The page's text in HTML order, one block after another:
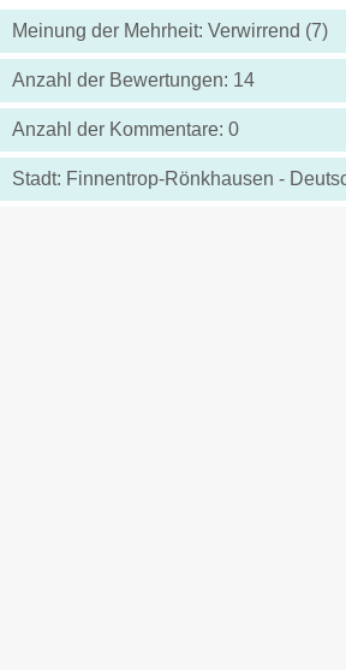
Meinung der Mehrheit: Verwirrend (7)
Anzahl der Bewertungen: 14
Anzahl der Kommentare: 0
Stadt: Finnentrop-Rönkhausen -